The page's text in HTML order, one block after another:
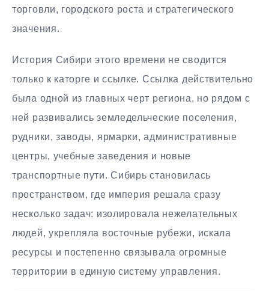
торговли, городского роста и стратегического
значения.
История Сибири этого времени не сводится
только к каторге и ссылке. Ссылка действительно
была одной из главных черт региона, но рядом с
ней развивались земледельческие поселения,
рудники, заводы, ярмарки, административные
центры, учебные заведения и новые
транспортные пути. Сибирь становилась
пространством, где империя решала сразу
несколько задач: изолировала нежелательных
людей, укрепляла восточные рубежи, искала
ресурсы и постепенно связывала огромные
территории в единую систему управления.